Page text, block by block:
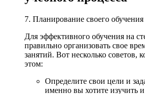
7. Планирование своего
Для эффективного обучения на
правильно организовать свое
занятий. Вот несколько советов,
этом:
Определите свои цели и
именно вы хотите изучить и